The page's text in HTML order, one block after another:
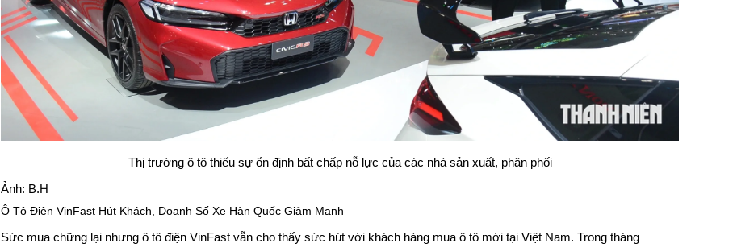
Thị trường ô tô thiếu sự ổn định bất chấp nỗ lực của các nhà sản xuất, phân phối
Ảnh: B.H
Ô Tô Điện VinFast Hút Khách, Doanh Số Xe Hàn Quốc Giảm Mạnh
Sức mua chững lại nhưng ô tô điện VinFast vẫn cho thấy sức hút với khách hàng mua ô tô mới tại Việt Nam. Trong tháng